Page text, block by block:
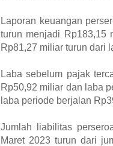
Laporan keuangan
turun menjadi Rp183,15
Rp81,27 miliar turun dari
Laba sebelum pajak
Rp50,92 miliar dan laba
laba periode berjalan
Jumlah liabilitas
Maret 2023 turun dari